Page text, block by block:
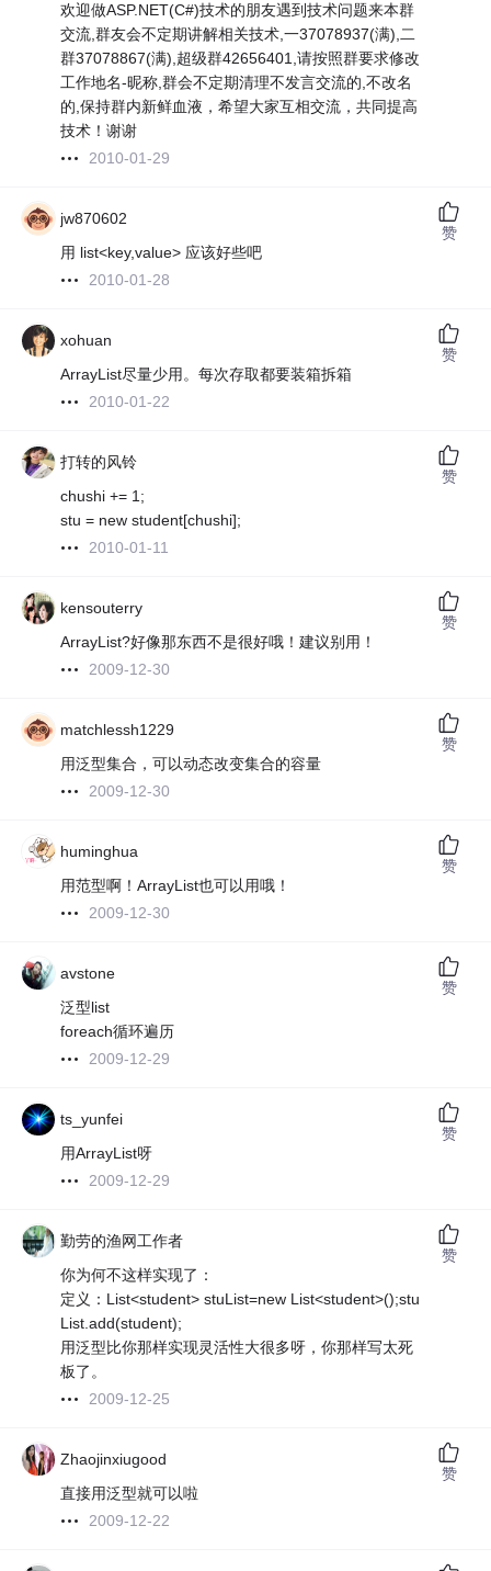
欢迎做ASP.NET(C#)技术的朋友遇到技术问题来本群
交流,群友会不定期讲解相关技术,一37078937(满),二
群37078867(满),超级群42656401,请按照群要求修改
工作地名-昵称,群会不定期清理不发言交流的,不改名
的,保持群内新鲜血液，希望大家互相交流，共同提高
技术！谢谢
2010-01-29
jw870602
用 list<key,value> 应该好些吧
2010-01-28
赞
xohuan
ArrayList尽量少用。每次存取都要装箱拆箱
2010-01-22
赞
打转的风铃
chushi += 1;
stu = new student[chushi];
2010-01-11
赞
kensouterry
ArrayList?好像那东西不是很好哦！建议别用！
2009-12-30
赞
matchlessh1229
用泛型集合，可以动态改变集合的容量
2009-12-30
赞
huminghua
用范型啊！ArrayList也可以用哦！
2009-12-30
赞
avstone
泛型list
foreach循环遍历
2009-12-29
赞
ts_yunfei
用ArrayList呀
2009-12-29
赞
勤劳的渔网工作者
你为何不这样实现了：
定义：List<student> stuList=new List<student>();stu
List.add(student);
用泛型比你那样实现灵活性大很多呀，你那样写太死
板了。
2009-12-25
赞
Zhaojinxiugood
直接用泛型就可以啦
2009-12-22
赞